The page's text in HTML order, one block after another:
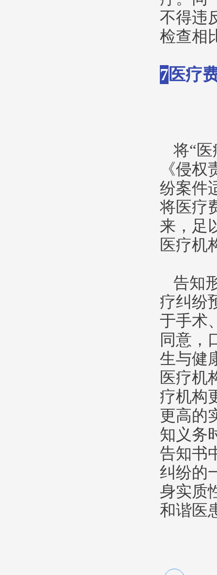
不得违
检查相
7医疗
将“
《侵
纷案件
将医疗
来，足
医疗机
告知
疗纠纷
于手术
同意，
生与健
医疗机
疗机构
更高的
知义务
告知书
纠纷的
身实质
和谐医